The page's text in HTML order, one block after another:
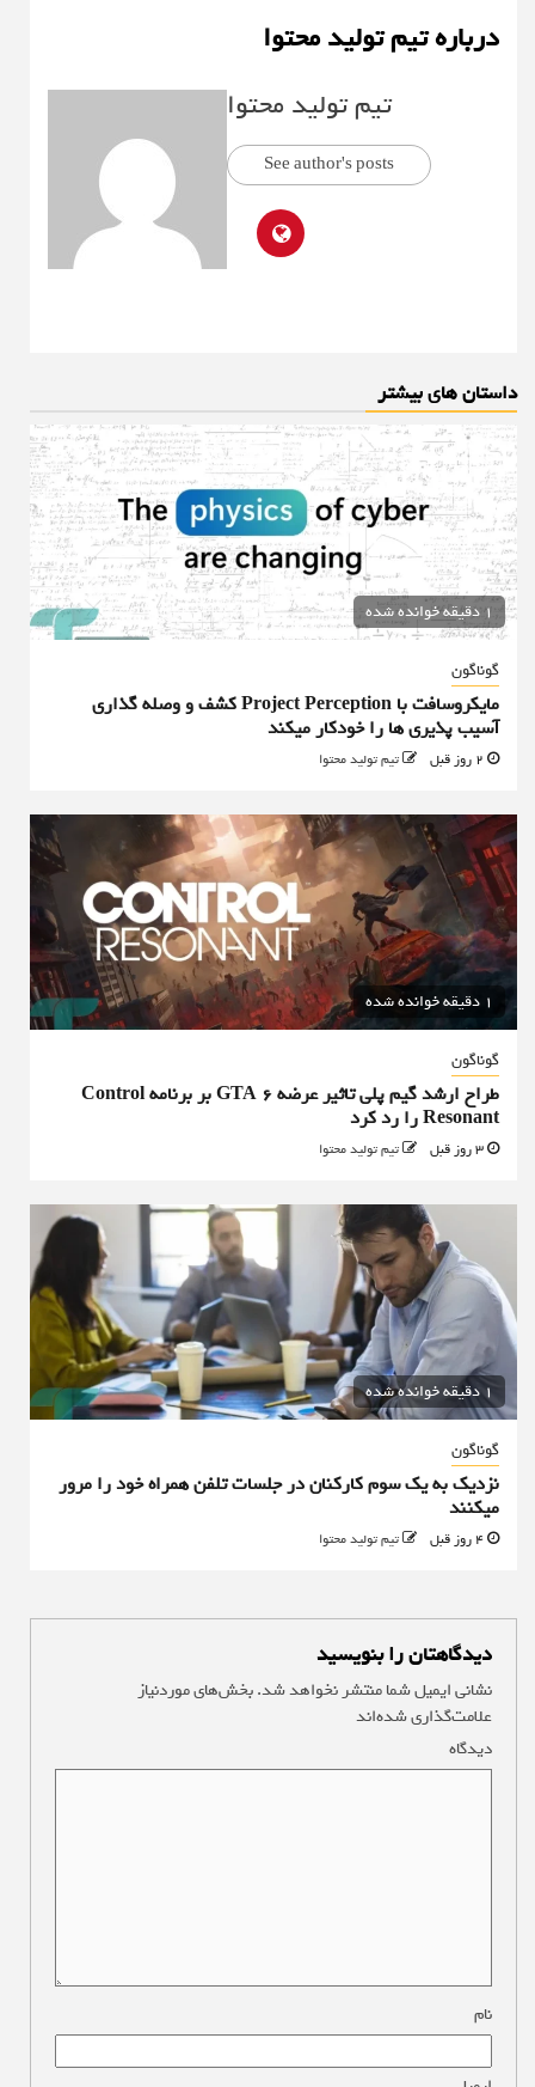
درباره تیم تولید محتوا
تیم تولید محتوا
See author's posts
داستان های بیشتر
1 دقیقه خوانده شده
گوناگون
مایکروسافت با Project Perception کشف و وصله گذاری
آسیب پذیری ها را خودکار میکند
تیم تولید محتوا
1 دقیقه خوانده شده
گوناگون
طراح ارشد گیم پلی تاثیر عرضه GTA 6 بر برنامه Control
Resonant را رد کرد
تیم تولید محتوا
1 دقیقه خوانده شده
گوناگون
نزدیک به یک سوم کارکنان در جلسات تلفن همراه خود را مرور
میکنند
تیم تولید محتوا
دیدگاهتان را بنویسید
نشانی ایمیل شما منتشر نخواهد شد.بخش‌های موردنیاز
علامت‌گذاری شده‌اند
دیدگاه
نام